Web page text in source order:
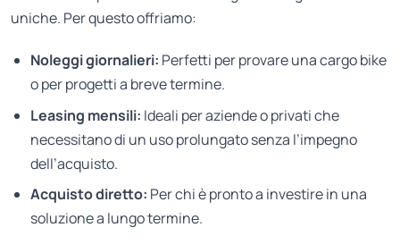
uniche. Per questo offriamo:
Noleggi giornalieri: Perfetti per provare una cargo bike
o per progetti a breve termine.
Leasing mensili: Ideali per aziende o privati che
necessitano di un uso prolungato senza l’impegno
dell’acquisto.
Acquisto diretto: Per chi è pronto a investire in una
soluzione a lungo termine.